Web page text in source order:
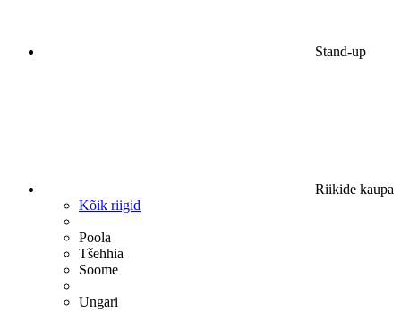
Stand-up
Riikide kaupa
Kõik riigid
Poola
Tšehhia
Soome
Ungari